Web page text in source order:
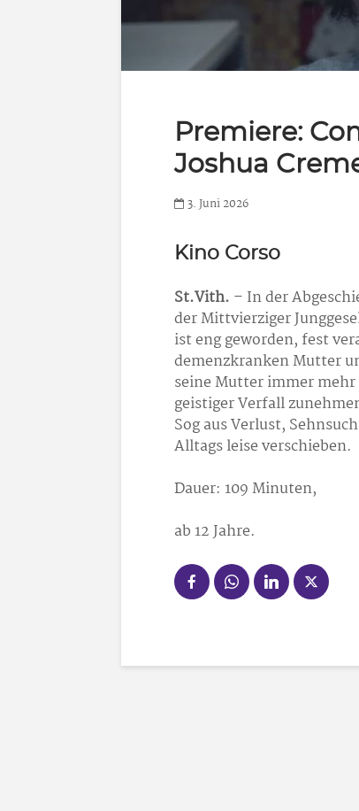
Premiere:
Joshua
3. Juni 2026
Kino Corso
St.Vith. – In der
der Mittvierziger
ist eng geworden, fest
demenzkranken Mutter
seine Mutter immer
geistiger Verfall
Sog aus Verlust,
Alltags leise verschieben.
Dauer: 109 Minuten,
ab 12 Jahre.